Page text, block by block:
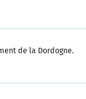
de la Dordogne.